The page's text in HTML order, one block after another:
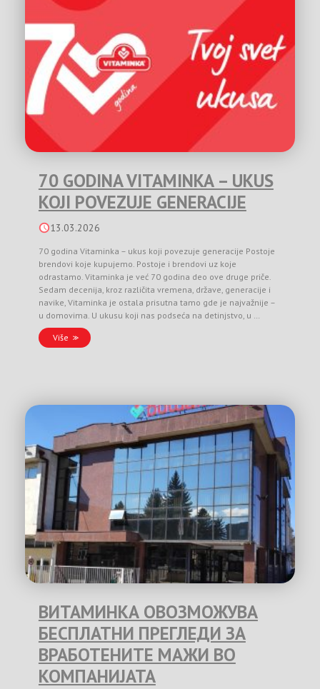
70 GODINA VITAMINKA – UKUS
KOJI POVEZUJE GENERACIJE
13.03.2026
70 godina Vitaminka – ukus koji povezuje generacije Postoje
brendovi koje kupujemo. Postoje i brendovi uz koje
odrastamo. Vitaminka je već 70 godina deo ove druge priče.
Sedam decenija, kroz različita vremena, države, generacije i
navike, Vitaminka je ostala prisutna tamo gde je najvažnije –
u domovima. U ukusu koji nas podseća na detinjstvo, u …
Više
ВИТАМИНКА ОВОЗМОЖУВА
БЕСПЛАТНИ ПРЕГЛЕДИ ЗА
ВРАБОТЕНИТЕ МАЖИ ВО
КОМПАНИЈАТА